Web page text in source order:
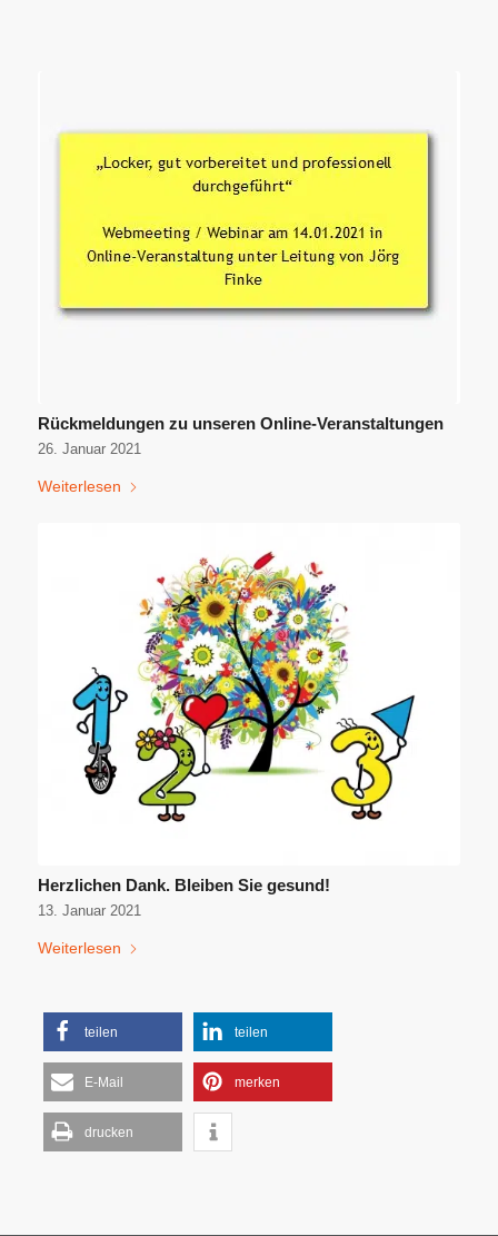
Rückmeldungen zu unseren Online-Veranstaltungen
26. Januar 2021
Weiterlesen
Herzlichen Dank. Bleiben Sie gesund!
13. Januar 2021
Weiterlesen
teilen teilen
E-Mail merken
drucken